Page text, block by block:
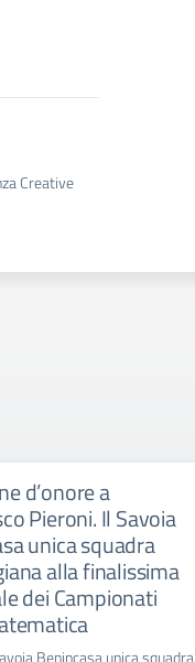
Creative
d’onore a
Pieroni. Il Savoia
unica squadra
alla finalissima
dei Campionati
Benincasa unica squadra